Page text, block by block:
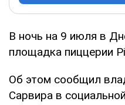
В ночь на 9 июля в
площадка пиццерии
Об этом сообщил
Сарвира в